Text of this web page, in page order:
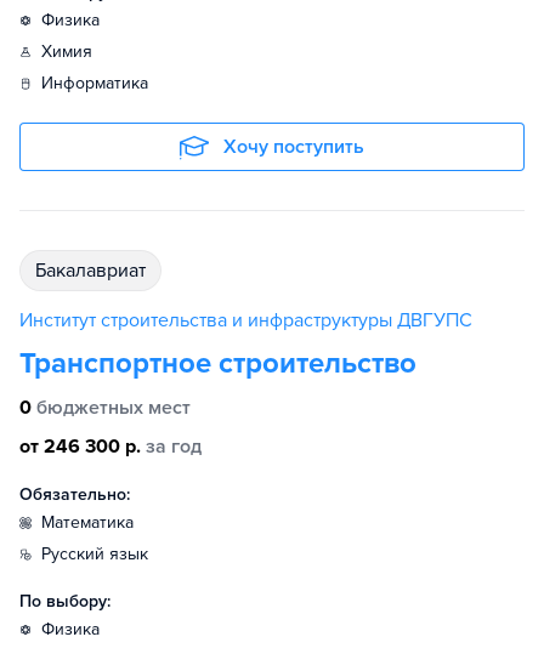
физика
химия
информатика
Хочу поступить
бакалавриат
Институт строительства и инфраструктуры ДВГУПС
Транспортное строительство
0 бюджетных мест
от 246 300 р. за год
Обязательно:
математика
русский язык
По выбору:
физика